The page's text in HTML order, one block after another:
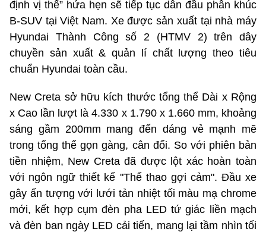
định vị thế” hứa hẹn sẽ tiếp tục dẫn đầu phân khúc
B-SUV tại Việt Nam. Xe được sản xuất tại nhà máy
Hyundai Thành Công số 2 (HTMV 2) trên dây
chuyền sản xuất & quản lí chất lượng theo tiêu
chuẩn Hyundai toàn cầu.
New Creta sở hữu kích thước tổng thể Dài x Rộng
x Cao lần lượt là 4.330 x 1.790 x 1.660 mm, khoảng
sáng gầm 200mm mang đến dáng vẻ mạnh mẽ
trong tổng thể gọn gàng, cân đối. So với phiên bản
tiền nhiệm, New Creta đã được lột xác hoàn toàn
với ngôn ngữ thiết kế "Thể thao gợi cảm". Đầu xe
gây ấn tượng với lưới tản nhiệt tối màu mạ chrome
mới, kết hợp cụm đèn pha LED tứ giác liền mạch
và đèn ban ngày LED cải tiến, mang lại tầm nhìn tối